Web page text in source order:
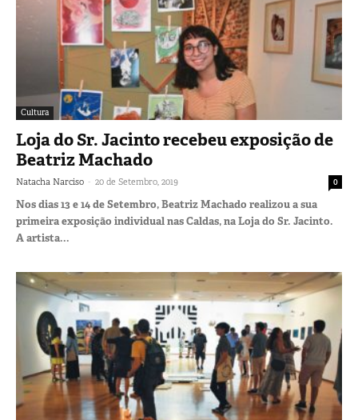
Cultura
Loja do Sr. Jacinto recebeu exposição de
Beatriz Machado
Natacha Narciso - 20 de Setembro, 2019 0
Nos dias 13 e 14 de Setembro, Beatriz Machado realizou a sua
primeira exposição individual nas Caldas, na Loja do Sr. Jacinto.
A artista...